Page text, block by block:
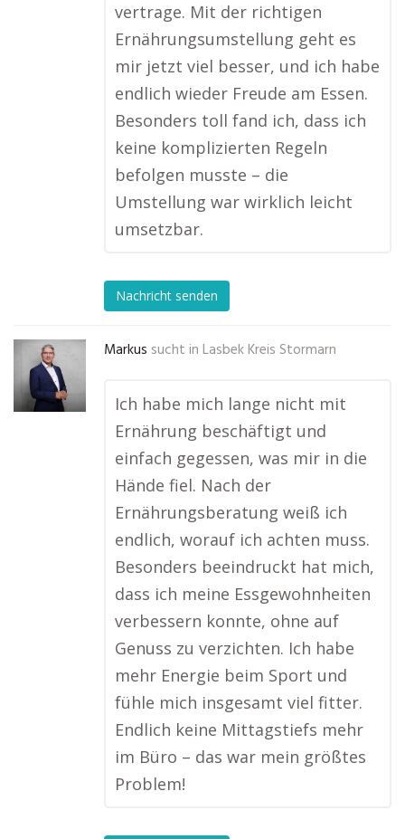
vertrage. Mit der richtigen
Ernährungsumstellung geht es
mir jetzt viel besser, und ich habe
endlich wieder Freude am Essen.
Besonders toll fand ich, dass ich
keine komplizierten Regeln
befolgen musste – die
Umstellung war wirklich leicht
umsetzbar.
Nachricht senden
Markus sucht in Lasbek Kreis Stormarn
Ich habe mich lange nicht mit
Ernährung beschäftigt und
einfach gegessen, was mir in die
Hände fiel. Nach der
Ernährungsberatung weiß ich
endlich, worauf ich achten muss.
Besonders beeindruckt hat mich,
dass ich meine Essgewohnheiten
verbessern konnte, ohne auf
Genuss zu verzichten. Ich habe
mehr Energie beim Sport und
fühle mich insgesamt viel fitter.
Endlich keine Mittagstiefs mehr
im Büro – das war mein größtes
Problem!